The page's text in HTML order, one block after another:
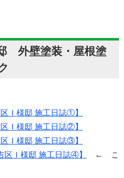
外壁塗装・屋根塗
Ｉ様邸 施工日誌①】
Ｉ様邸 施工日誌②】
Ｉ様邸 施工日誌③】
区Ｉ様邸 施工日誌④】
← こ